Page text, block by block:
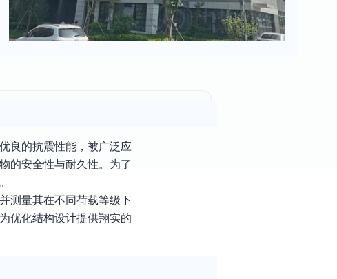
良的抗震性能，被广泛应
的安全性与耐久性。为了
测量其在不同荷载等级下
优化结构设计提供翔实的